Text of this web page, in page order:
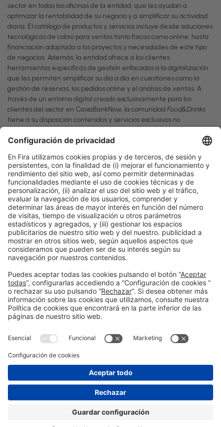
sector en todas las oficinas de la entidad, que les ayudan a
optimizar la rentabilidad de su negocio y a simplificar su actividad
diaria. El catálogo de productos y servicios incluye desde soluciones
tecnológicas de cobro para ventas tanto físicas como online, hasta
financiación adaptada a los proyectos y necesidades de este tipo
de negocios. Además, la entidad ofrece a los clientes
herramientas específicas de gestión enfocadas a la digitalización
que les permiten simplificar su día a día en cuestiones como la
gestión de reservas, los pedidos online y el análisis de ventas. A
través de un entorno digital creado exclusivamente para los
clientes del sector en CaixaBankNow, la comunidad Food&Drinks
tiene a su disposición contenidos y servicios exclusivos no
asesoramiento empresarial, así como acceso a productos de
MÁS INFO
Información generalAviso legalPolítica de privacidad
#HOSTELCO2026
en las redes sociales